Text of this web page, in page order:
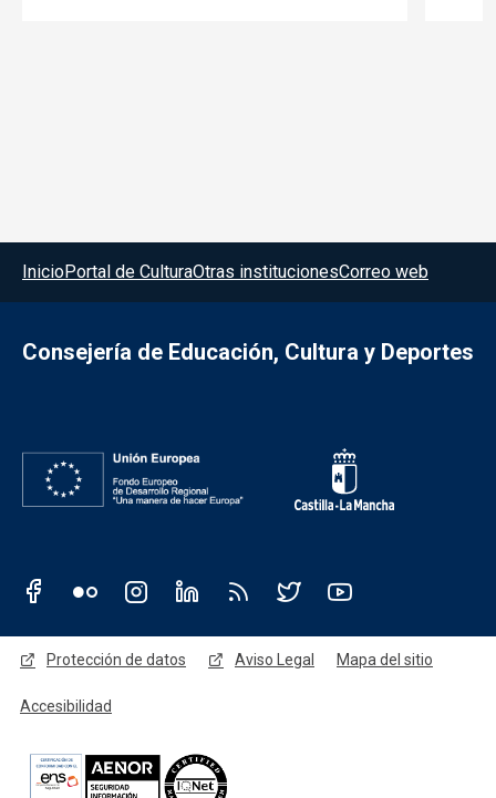
Menú del pie
InicioPortal de CulturaOtras institucionesCorreo web
Consejería de Educación, Cultura y Deportes
Redes sociales JCCM
Menú legal
Protección de datos Aviso Legal Mapa del sitio
Accesibilidad